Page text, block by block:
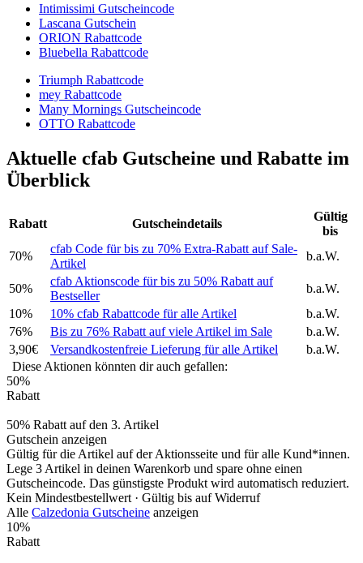
Intimissimi Gutscheincode
Lascana Gutschein
ORION Rabattcode
Bluebella Rabattcode
Triumph Rabattcode
mey Rabattcode
Many Mornings Gutscheincode
OTTO Rabattcode
Aktuelle cfab Gutscheine und Rabatte im
Überblick
Rabatt Gutscheindetails
Gültig
bis
70%
cfab Code für bis zu 70% Extra-Rabatt auf Sale-
Artikel
b.a.W.
50%
cfab Aktionscode für bis zu 50% Rabatt auf
Bestseller
b.a.W.
10%
10% cfab Rabattcode für alle Artikel
b.a.W.
76%
Bis zu 76% Rabatt auf viele Artikel im Sale
b.a.W.
3,90€
Versandkostenfreie Lieferung für alle Artikel
b.a.W.
Diese Aktionen könnten dir auch gefallen:
50%
Rabatt
50% Rabatt auf den 3. Artikel
Gutschein anzeigen
Gültig für die Artikel auf der Aktionsseite und für alle Kund*innen.
Lege 3 Artikel in deinen Warenkorb und spare ohne einen
Gutscheincode. Das günstigste Produkt wird automatisch reduziert.
Kein Mindestbestellwert · Gültig bis auf Widerruf
Alle Calzedonia Gutscheine anzeigen
10%
Rabatt